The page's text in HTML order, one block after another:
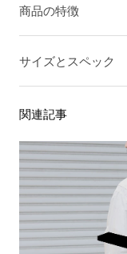
商品の特徴
サイズとスペック
関連記事